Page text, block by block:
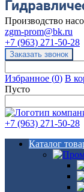
Производство
zgm-prom@bk.ru
+7 (963) 271-50-28
Избранное (0) В
Пусто
+7 (963) 271-50-28
Каталог